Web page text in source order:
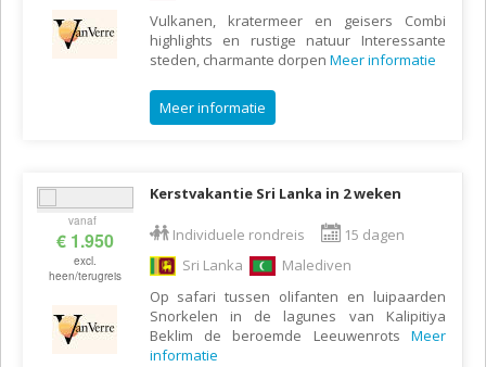
Vulkanen, kratermeer en geisers Combi
highlights en rustige natuur Interessante
steden, charmante dorpen Meer informatie
Meer informatie
vanaf
€ 1.950
excl.
heen/terugreis
Kerstvakantie Sri Lanka in 2 weken
Individuele rondreis
15 dagen
Sri Lanka
Malediven
Op safari tussen olifanten en luipaarden
Snorkelen in de lagunes van Kalipitiya
Beklim de beroemde Leeuwenrots Meer
informatie